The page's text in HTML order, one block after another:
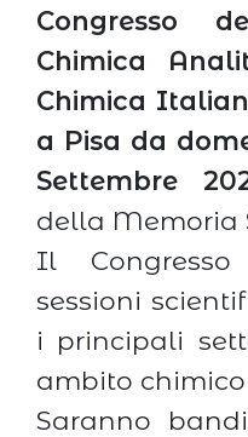
Congresso
Chimica
Chimica
a Pisa da
Settembre
della Memoria
Il
sessioni
i principali
ambito
Saranno